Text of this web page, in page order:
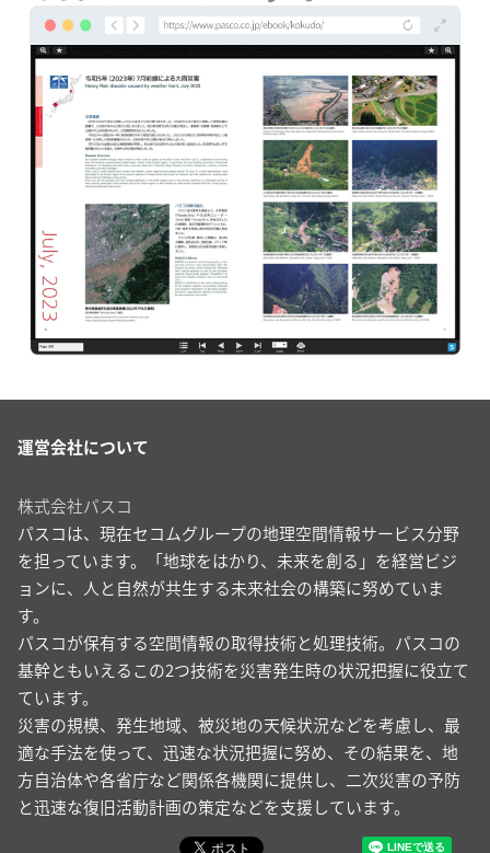
運営会社について
株式会社パスコ
パスコは、現在セコムグループの地理空間情報サービス分野
を担っています。「地球をはかり、未来を創る」を経営ビジ
ョンに、人と自然が共生する未来社会の構築に努めていま
す。
パスコが保有する空間情報の取得技術と処理技術。パスコの
基幹ともいえるこの2つ技術を災害発生時の状況把握に役立て
ています。
災害の規模、発生地域、被災地の天候状況などを考慮し、最
適な手法を使って、迅速な状況把握に努め、その結果を、地
方自治体や各省庁など関係各機関に提供し、二次災害の予防
と迅速な復旧活動計画の策定などを支援しています。